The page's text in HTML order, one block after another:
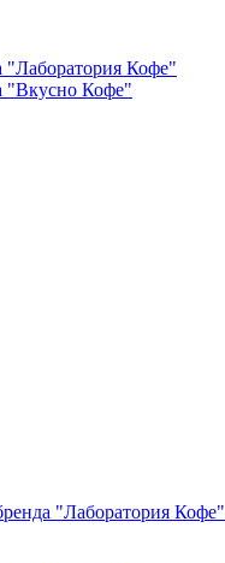
"Лаборатория Кофе"
"Вкусно Кофе"
"Лаборатория Кофе"